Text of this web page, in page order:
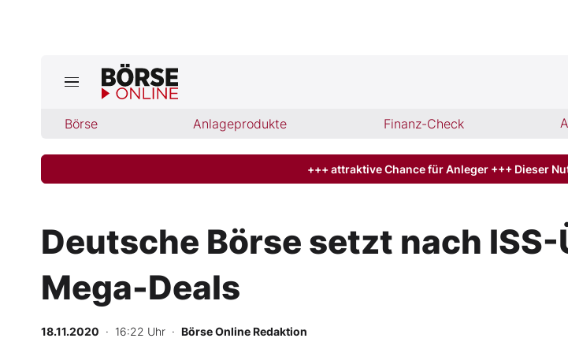
Börse Anlageprodukte Finanz-Check
Börse
Abo & Shop
BO-Musterdepots
Experten
+++ attraktive Chance für Anleger +++ Dieser
Deutsche Börse setzt nach
Mega-Deals
18.11.2020 · 16:22 Uhr · Börse Online Redaktion